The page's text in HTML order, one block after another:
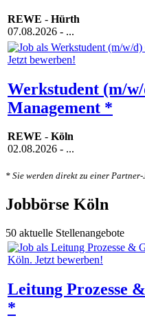
REWE - Hürth
07.08.2026 - ...
Werkstudent (m/
Management *
REWE - Köln
02.08.2026 - ...
* Sie werden direkt zu einer
Jobbörse Köln
50 aktuelle Stellenangebote
Leitung Prozesse
*